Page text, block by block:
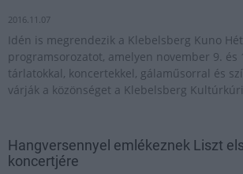
2016.11.07
Idén is megrendezik a Klebelsberg Kuno
programsorozatot, amelyen november 9. és
tárlatokkal, koncertekkel, gálaműsorral és
várják a közönséget a Klebelsberg
Hangversennyel emlékeznek Liszt
koncertjére